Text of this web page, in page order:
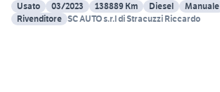
Usato
03/2023 138889 Km Diesel Manuale
Rivenditore SC AUTO s.r.l di Stracuzzi Riccardo